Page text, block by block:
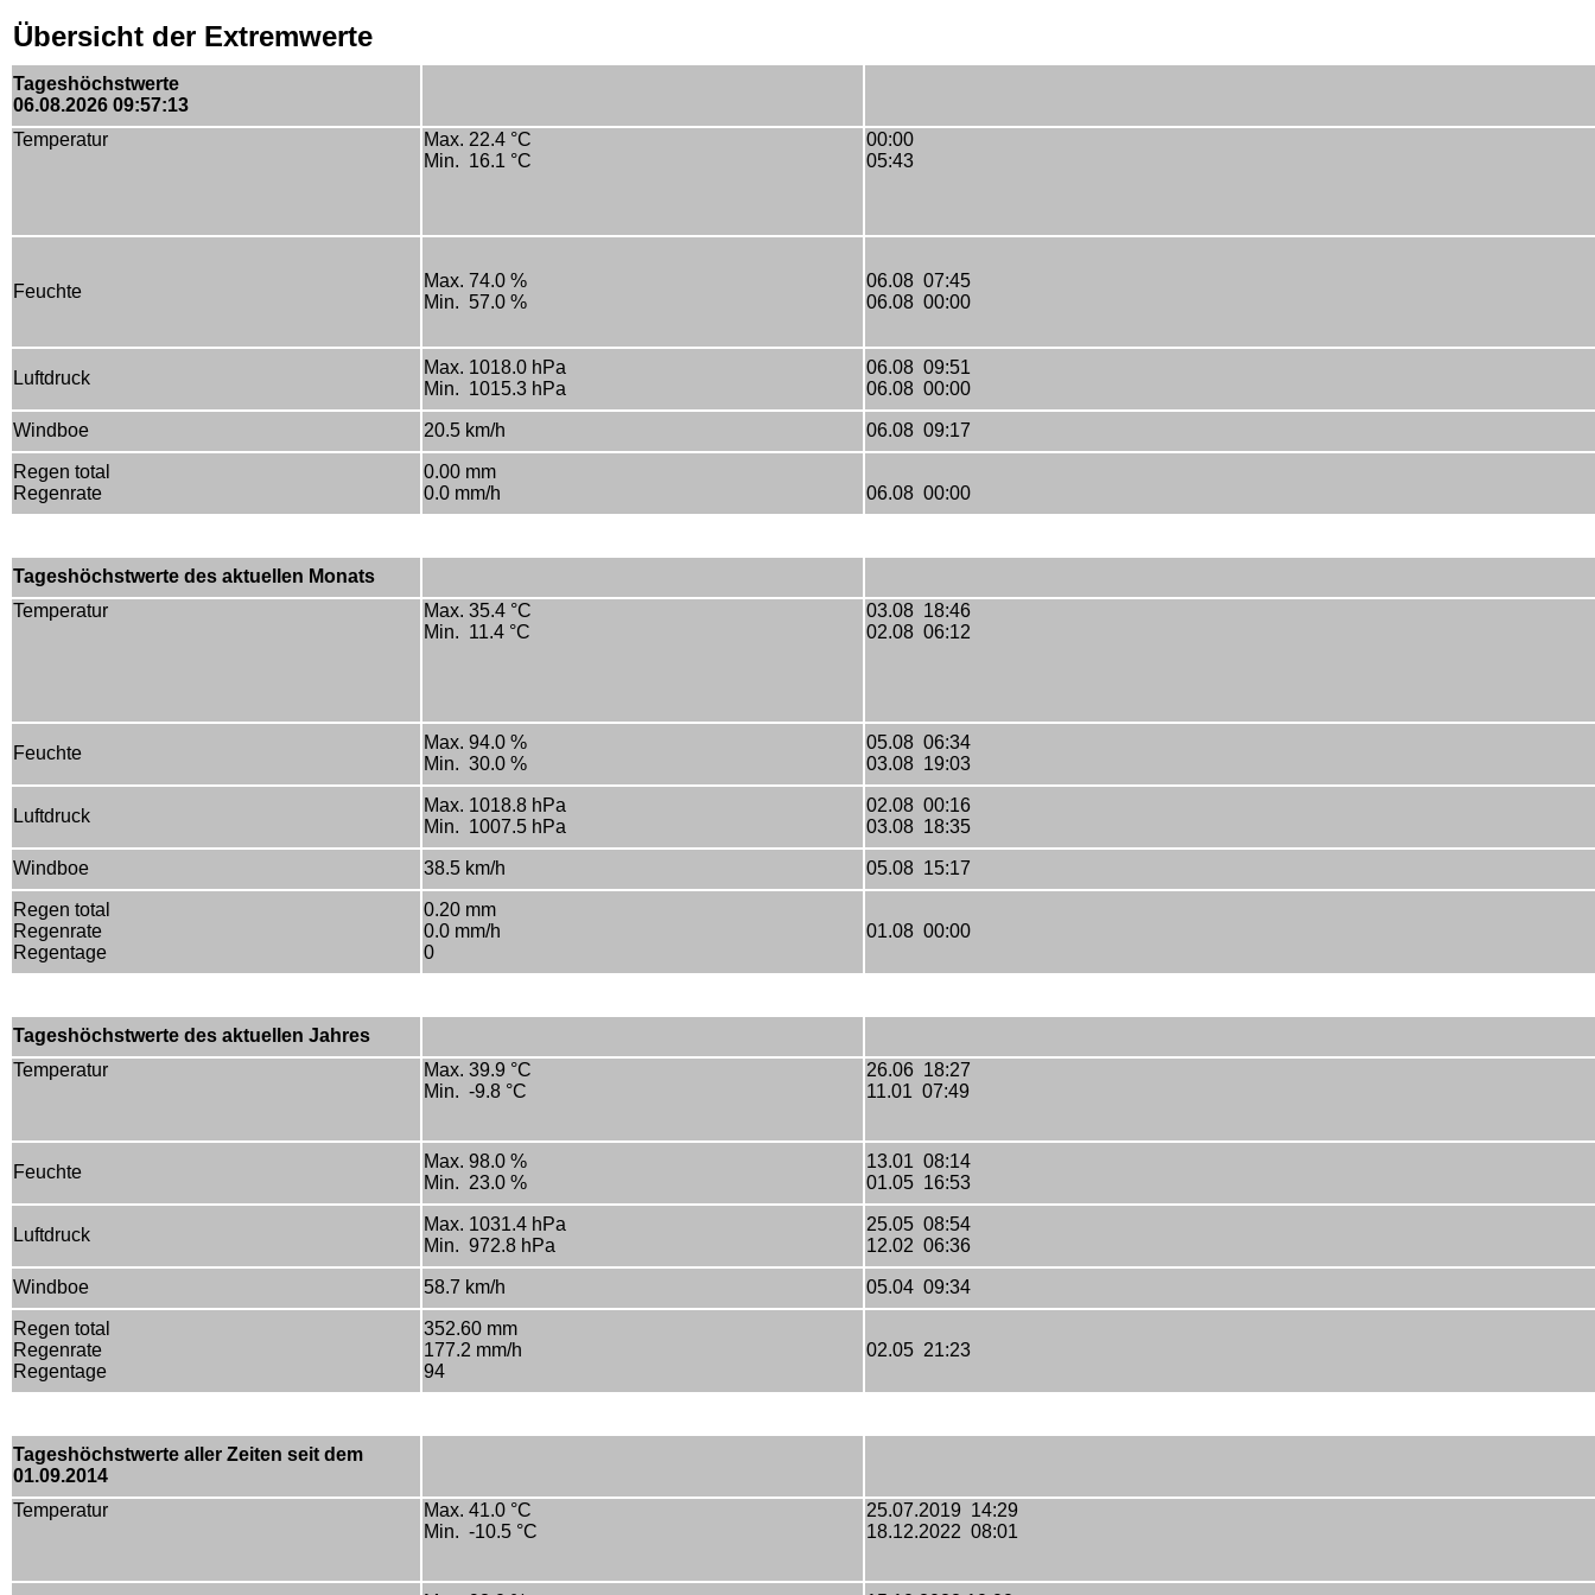
Übersicht der Extremwerte
Tageshöchstwerte
06.08.2026 09:57:13
Temperatur
Max. 22.4 °C
Min. 16.1 °C
00:00
05:43
Feuchte
Max. 74.0 %
Min. 57.0 %
06.08 07:45
06.08 00:00
Luftdruck
Max. 1018.0 hPa
Min. 1015.3 hPa
06.08 09:51
06.08 00:00
Windboe 20.5 km/h 06.08 09:17
Regen total
Regenrate
0.00 mm
0.0 mm/h
06.08 00:00
Tageshöchstwerte des aktuellen Monats
Temperatur
Max. 35.4 °C
Min. 11.4 °C
03.08 18:46
02.08 06:12
Feuchte
Max. 94.0 %
Min. 30.0 %
05.08 06:34
03.08 19:03
Luftdruck
Max. 1018.8 hPa
Min. 1007.5 hPa
02.08 00:16
03.08 18:35
Windboe 38.5 km/h 05.08 15:17
Regen total
Regenrate
Regentage
0.20 mm
0.0 mm/h
0
01.08 00:00
Tageshöchstwerte des aktuellen Jahres
Temperatur
Max. 39.9 °C
Min. -9.8 °C
26.06 18:27
11.01 07:49
Feuchte
Max. 98.0 %
Min. 23.0 %
13.01 08:14
01.05 16:53
Luftdruck
Max. 1031.4 hPa
Min. 972.8 hPa
25.05 08:54
12.02 06:36
Windboe 58.7 km/h 05.04 09:34
Regen total
Regenrate
Regentage
352.60 mm
177.2 mm/h
94
02.05 21:23
Tageshöchstwerte aller Zeiten seit dem
01.09.2014
Temperatur
Max. 41.0 °C
Min. -10.5 °C
25.07.2019 14:29
18.12.2022 08:01